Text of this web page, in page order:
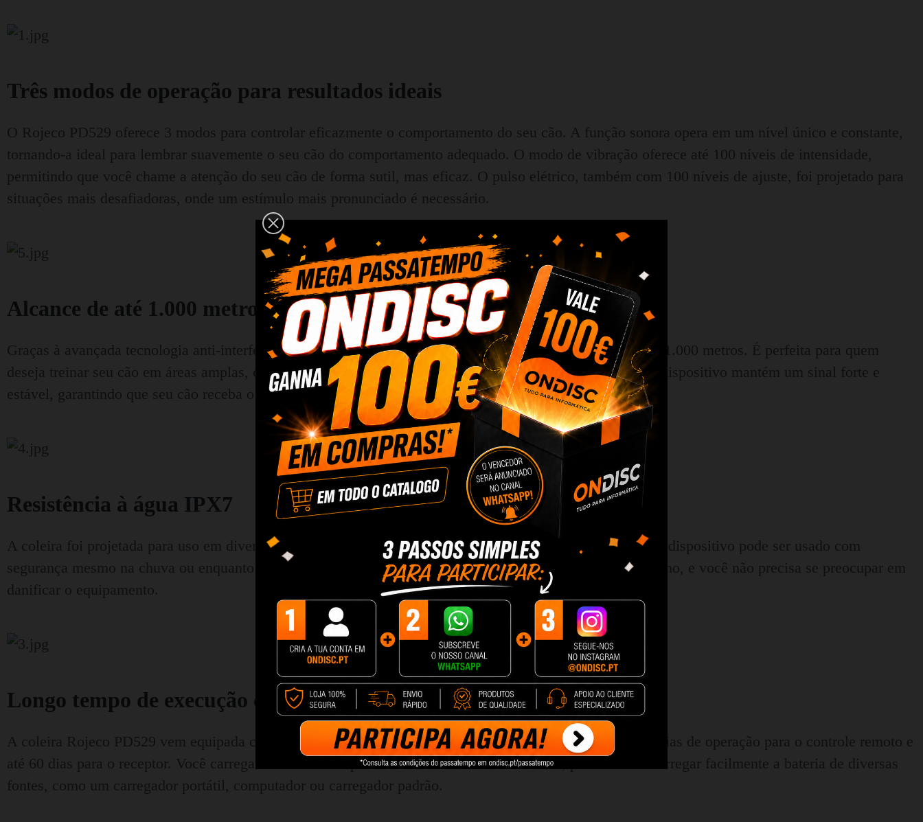
Três modos de operação para resultados ideais
O Rojeco PD529 oferece 3 modos para controlar eficazmente o comportamento do seu cão. A função sonora opera em um nível único e constante,
tornando-a ideal para lembrar suavemente o seu cão do comportamento adequado. O modo de vibração oferece até 100 níveis de intensidade,
permitindo que você chame a atenção do seu cão de forma sutil, mas eficaz. O pulso elétrico, também com 100 níveis de ajuste, foi projetado para
situações mais desafiadoras, onde um estímulo mais pronunciado é necessário.
Alcance de até 1.000 metros
Graças à avançada tecnologia anti-interferência, a coleira Rojeco PD529 oferece um alcance estável de até 1.000 metros. É perfeita para quem
deseja treinar seu cão em áreas amplas, como parques, florestas ou jardins. Mesmo em terrenos difíceis, o dispositivo mantém um sinal forte e
estável, garantindo que seu cão receba o sinal onde quer que esteja.
Resistência à água IPX7
A coleira foi projetada para uso em diversas condições climáticas. Com certificação IPX7 à prova d'água, o dispositivo pode ser usado com
segurança mesmo na chuva ou enquanto brinca na água. Seu cão pode nadar, correr em poças ou tomar banho, e você não precisa se preocupar em
danificar o equipamento.
Longo tempo de execução com uma única carga
A coleira Rojeco PD529 vem equipada com uma bateria recarregável de alta qualidade que oferece até 30 dias de operação para o controle remoto e
até 60 dias para o receptor. Você carregará ambos os dispositivos com o cabo USB incluso, permitindo recarregar facilmente a bateria de diversas
fontes, como um carregador portátil, computador ou carregador padrão.